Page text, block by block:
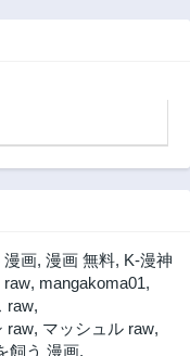
漫画, 漫画 無料, K-漫神
raw, mangakoma01,
raw,
raw, マッシュル raw,
飼う 漫画,